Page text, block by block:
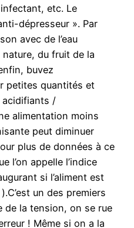
etc. Le
dépresseur ». Par
avec de l’eau
du fruit de la
buvez
petites quantités et
acidifiants /
alimentation moins
peut diminuer
plus de données à ce
l’on appelle l’indice
si l’aliment est
un des premiers
de la tension, on se rue
! Même si on a la